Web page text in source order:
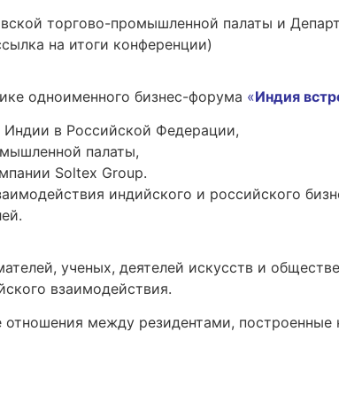
торгово-промышленной палаты и
на итоги конференции)
одноименного бизнес-форума «Индия
в Российской Федерации,
палаты,
Soltex Group.
индийского и российского
ученых, деятелей искусств и
взаимодействия.
между резидентами, построенные